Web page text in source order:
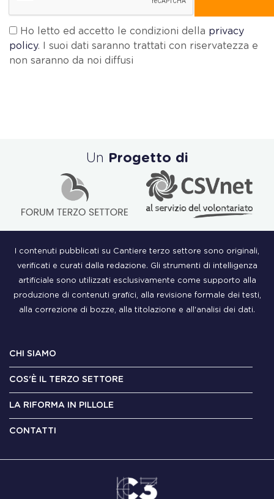
Ho letto ed accetto le condizioni della privacy
policy. I suoi dati saranno trattati con riservatezza e
non saranno da noi diffusi
Un Progetto di
I contenuti pubblicati su Cantiere terzo settore sono originali,
verificati e curati dalla redazione. Gli strumenti di intelligenza
artificiale sono utilizzati esclusivamente come supporto alla
produzione di contenuti grafici, alla revisione formale dei testi,
alla correzione di bozze, alla titolazione e all'analisi dei dati.
CHI SIAMO
COS'È IL TERZO SETTORE
LA RIFORMA IN PILLOLE
CONTATTI